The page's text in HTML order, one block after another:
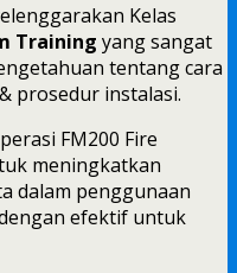
Kelas
Training yang sangat
tentang cara
prosedur instalasi.
FM200 Fire
meningkatkan
dalam penggunaan
efektif untuk